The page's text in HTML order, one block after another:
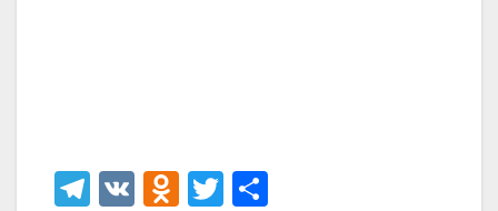
T
V
O T